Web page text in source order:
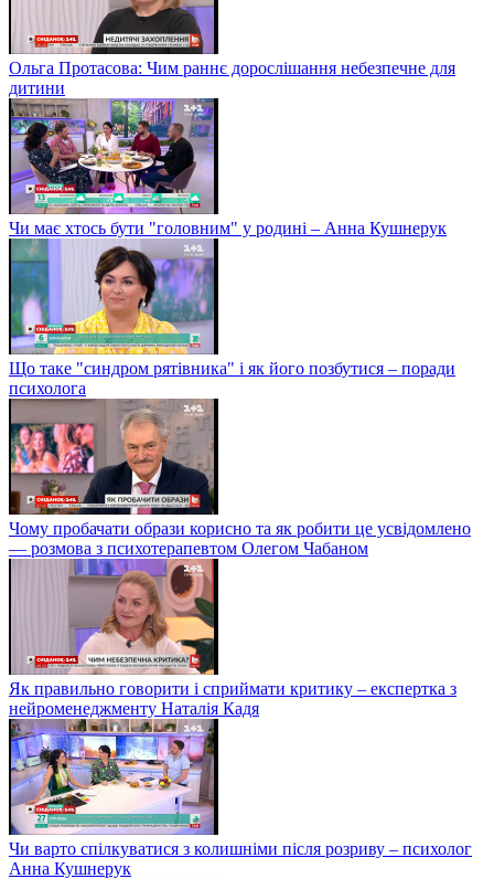
Ольга Протасова: Чим раннє дорослішання небезпечне для
дитини
Чи має хтось бути "головним" у родині – Анна Кушнерук
Що таке "синдром рятівника" і як його позбутися – поради
психолога
Чому пробачати образи корисно та як робити це усвідомлено
— розмова з психотерапевтом Олегом Чабаном
Як правильно говорити і сприймати критику – експертка з
нейроменеджменту Наталія Кадя
Чи варто спілкуватися з колишніми після розриву – психолог
Анна Кушнерук